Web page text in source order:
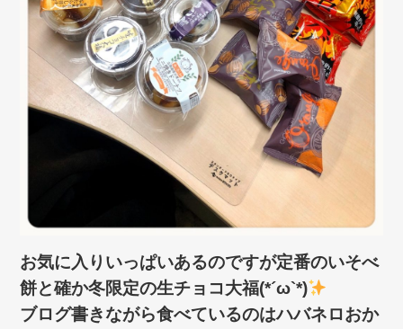
お気に入りいっぱいあるのですが定番のいそべ
餅と確か冬限定の生チョコ大福(*´ω`*)
ブログ書きながら食べているのはハバネロおか